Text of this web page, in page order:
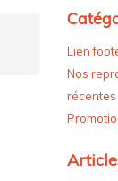
Lien
Nos
récentes